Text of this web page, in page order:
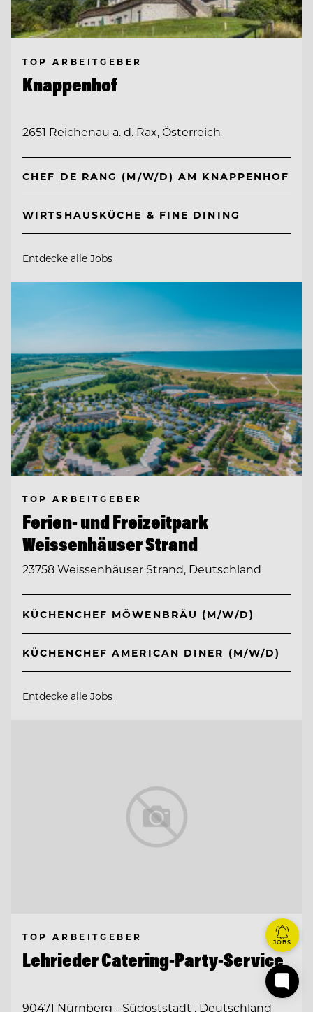
TOP ARBEITGEBER
Knappenhof
2651 Reichenau a. d. Rax, Österreich
CHEF DE RANG (M/W/D) AM KNAPPENHOF
WIRTSHAUSKÜCHE & FINE DINING
Entdecke alle Jobs
TOP ARBEITGEBER
Ferien- und Freizeitpark
Weissenhäuser Strand
23758 Weissenhäuser Strand, Deutschland
KÜCHENCHEF MÖWENBRÄU (M/W/D)
KÜCHENCHEF AMERICAN DINER (M/W/D)
Entdecke alle Jobs
TOP ARBEITGEBER
Lehrieder Catering-Party-Service
90471 Nürnberg - Südoststadt , Deutschland
JOBS